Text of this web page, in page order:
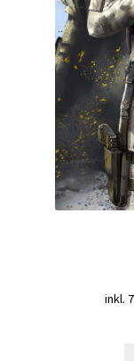
inkl.